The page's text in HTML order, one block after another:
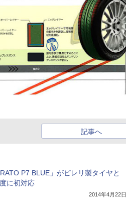
記事へ
P7 BLUE」がピレリ製タイヤと
に初対応
2014年4月22日